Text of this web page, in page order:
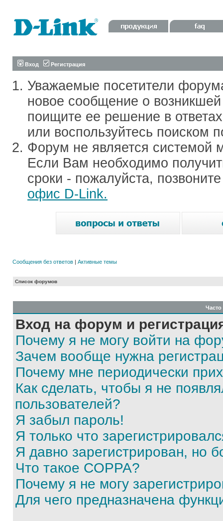
Вход Регистрация
Уважаемые посетители
новое сообщение о
поищите ее решение в
или воспользуйтесь поиском
Форум не является системой
Если Вам необходимо
сроки - пожалуйста,
офис D-Link.
Сообщения без ответов | Активные темы
Список форумов
Вход на форум и
Почему я не могу войти на
Зачем вообще нужна
Почему мне периодически
Как сделать, чтобы я не
пользователей?
Я забыл пароль!
Я только что
Я давно зарегистрирован, но
Что такое COPPA?
Почему я не могу
Для чего предназначена